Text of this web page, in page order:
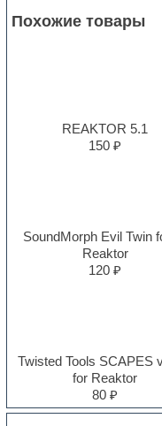
Похожие товары
REAKTOR 5.1
150 ₽
SoundMorph Evil Twin
Reaktor
120 ₽
Twisted Tools SCAPES
for Reaktor
80 ₽